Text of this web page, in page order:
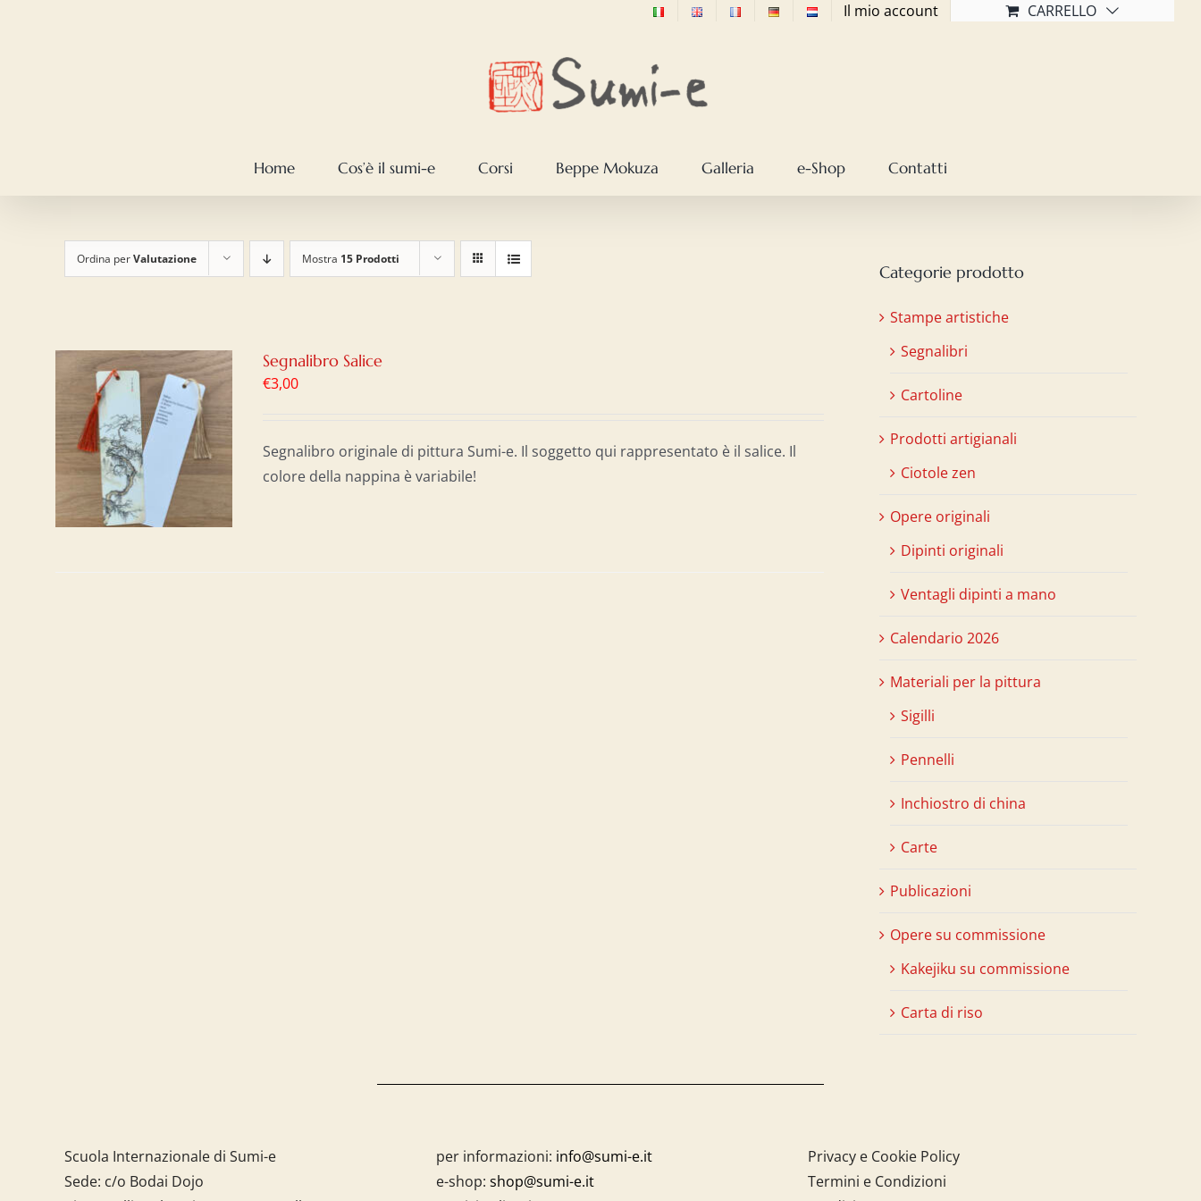
Il mio account CARRELLO
Home Cos’è il sumi-e Corsi Beppe Mokuza Galleria e-Shop Contatti
Ordina perValutazione Mostra 15 Prodotti
Segnalibro Salice
€3,00
Segnalibro originale di pittura Sumi-e. Il soggetto qui rappresentato è il salice. Il
colore della nappina è variabile!
Categorie prodotto
Stampe artistiche
Segnalibri
Cartoline
Prodotti artigianali
Ciotole zen
Opere originali
Dipinti originali
Ventagli dipinti a mano
Calendario 2026
Materiali per la pittura
Sigilli
Pennelli
Inchiostro di china
Carte
Publicazioni
Opere su commissione
Kakejiku su commissione
Carta di riso
Scuola Internazionale di Sumi-e
Sede: c/o Bodai Dojo
per informazioni: info@sumi-e.it
e-shop: shop@sumi-e.it
Privacy e Cookie Policy
Termini e Condizioni